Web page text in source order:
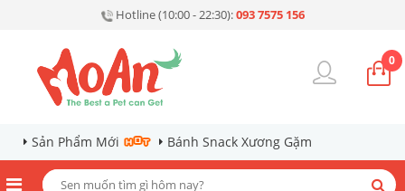
Hotline (10:00 - 22:30):093 7575 156
0
Sản Phẩm Mới Bánh Snack Xương Gặm